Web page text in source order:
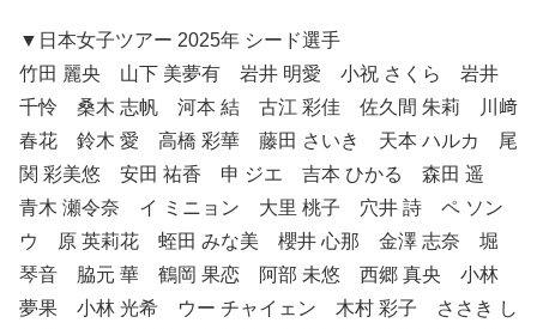
▼日本女子ツアー 2025年 シード選手
竹田 麗央 山下 美夢有 岩井 明愛 小祝 さくら 岩井
千怜 桑木 志帆 河本 結 古江 彩佳 佐久間 朱莉 川﨑
春花 鈴木 愛 高橋 彩華 藤田 さいき 天本 ハルカ 尾
関 彩美悠 安田 祐香 申 ジエ 吉本 ひかる 森田 遥
青木 瀬令奈 イ ミニョン 大里 桃子 穴井 詩 ペ ソン
ウ 原 英莉花 蛭田 みな美 櫻井 心那 金澤 志奈 堀
琴音 脇元 華 鶴岡 果恋 阿部 未悠 西郷 真央 小林
夢果 小林 光希 ウー チャイェン 木村 彩子 ささき し